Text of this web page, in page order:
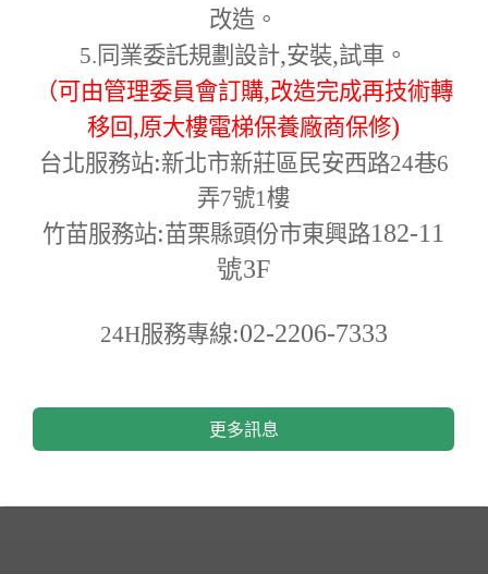
改造。
5. 同業委託規劃設計,安裝,試車。
（可由管理委員會訂購,改造完成再技術轉
移回,原大樓電梯保養廠商保修)
台北服務站:新北市新莊區民安西路24巷6
弄7號1樓
竹苗服務站:苗栗縣頭份市東興路182-11
號3F
24H服務專線:02-2206-7333
更多訊息